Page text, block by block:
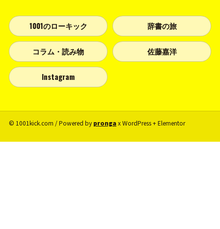
1001のローキック 辞書の旅
コラム・読み物 佐藤嘉洋
Instagram
© 1001kick.com / Powered by prongax WordPress + Elementor